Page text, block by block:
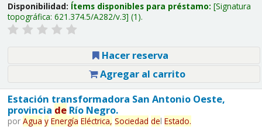
Disponibilidad: Ítems disponibles para préstamo: Signatura
topográfica: 621.374.5/A282/v.3 (1).
Hacer reserva
Agregar al carrito
Estación transformadora San Antonio Oeste,
provincia deRío Negro.
por Agua y Energía Eléctrica, Sociedad del Estado.